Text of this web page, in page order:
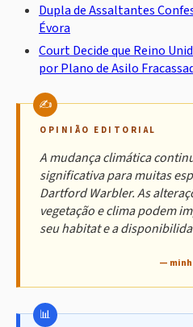
Dupla de Assaltantes
Évora
Court Decide que Reino
por Plano de Asilo
OPINIÃO EDITORIAL
A mudança climática
significativa para muitas
Dartford Warbler. As
vegetação e clima podem
seu habitat e a
—